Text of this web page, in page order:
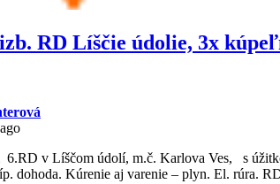
RD Líščie údolie, 3x
6.RD v Líščom údolí, m.č. Karlova Ves, s
dohoda. Kúrenie aj varenie – plyn. El. rúra.